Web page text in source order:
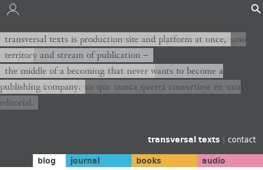
transversal texts es sitio de producción y plataforma al mismo
tiempo,
territorio y corriente de publicación −
el medio de un devenir que nunca querrá convertirse en una
editorial.
transversal texts is production site and platform at once,
territory and stream of publication −
the middle of a becoming that never wants to become a
publishing company.
transversal texts | contact
blog journal books audio